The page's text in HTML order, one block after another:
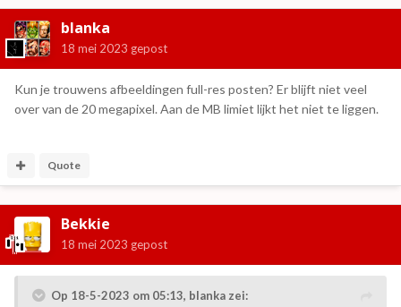
blanka
18 mei 2023 gepost
Kun je trouwens afbeeldingen full-res posten? Er blijft niet veel
over van de 20 megapixel. Aan de MB limiet lijkt het niet te liggen.
Quote
Bekkie
18 mei 2023 gepost
Op 18-5-2023 om 05:13, blanka zei: